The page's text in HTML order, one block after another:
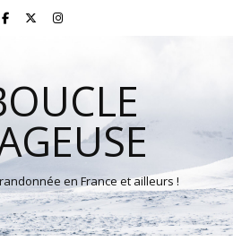
en France et ailleurs !